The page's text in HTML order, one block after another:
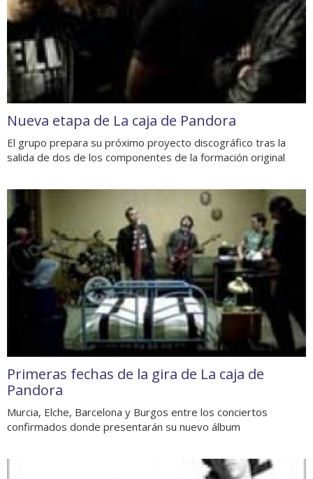
Nueva etapa de La caja de Pandora
El grupo prepara su próximo proyecto discográfico tras la
salida de dos de los componentes de la formación original
Primeras fechas de la gira de La caja de
Pandora
Murcia, Elche, Barcelona y Burgos entre los conciertos
confirmados donde presentarán su nuevo álbum